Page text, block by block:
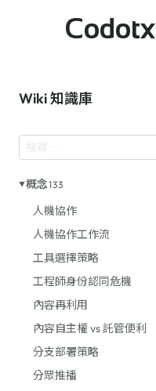
Codotx
Wiki 知識庫
概念133
人機協作
人機協作工作流
工具選擇策略
工程師身份認同危機
內容再利用
內容自主權 vs 託管便利
分支部署策略
分眾推播